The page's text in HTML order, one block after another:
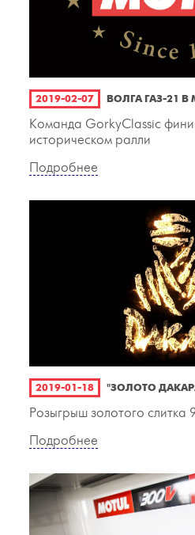
2019-02-07 ВОЛГА ГАЗ-21
Команда GorkyClassic
историческом ралли
Подробнее
2019-01-18 "ЗОЛОТО
Розыгрыш золотого слитка
Подробнее